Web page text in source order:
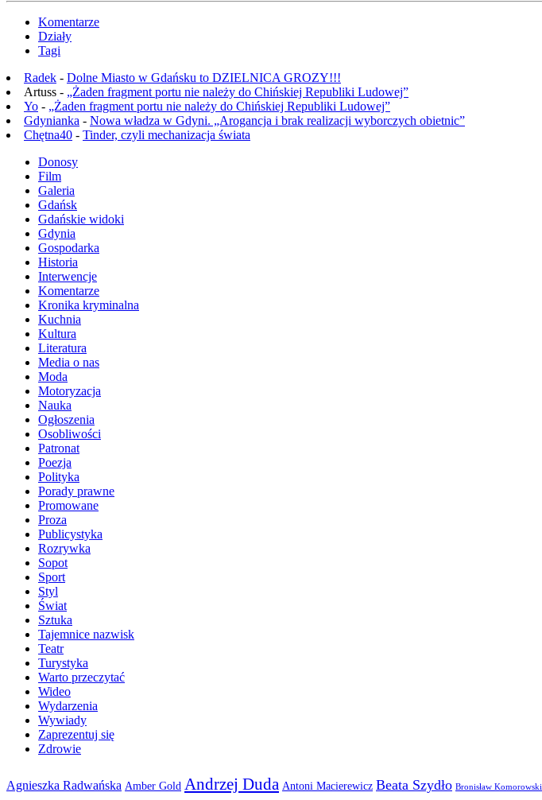
Komentarze
Działy
Tagi
Radek - Dolne Miasto w Gdańsku to DZIELNICA GROZY!!!
Artuss - „Żaden fragment portu nie należy do Chińskiej Republiki Ludowej”
Yo - „Żaden fragment portu nie należy do Chińskiej Republiki Ludowej”
Gdynianka - Nowa władza w Gdyni. „Arogancja i brak realizacji wyborczych obietnic”
Chętna40 - Tinder, czyli mechanizacja świata
Donosy
Film
Galeria
Gdańsk
Gdańskie widoki
Gdynia
Gospodarka
Historia
Interwencje
Komentarze
Kronika kryminalna
Kuchnia
Kultura
Literatura
Media o nas
Moda
Motoryzacja
Nauka
Ogłoszenia
Osobliwości
Patronat
Poezja
Polityka
Porady prawne
Promowane
Proza
Publicystyka
Rozrywka
Sopot
Sport
Styl
Świat
Sztuka
Tajemnice nazwisk
Teatr
Turystyka
Warto przeczytać
Wideo
Wydarzenia
Wywiady
Zaprezentuj się
Zdrowie
Agnieszka Radwańska Amber Gold Andrzej Duda Antoni Macierewicz Beata Szydło Bronisław Komorowski